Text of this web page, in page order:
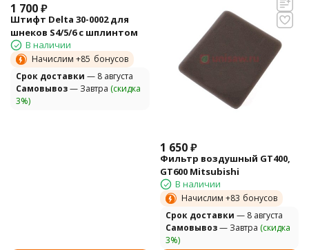
1 700₽
Штифт Delta 30-0002 для
шнеков S4/5/6 с шплинтом
В наличии
Начислим +85 бонусов
Cрок доставки — 8 августа
Самовывоз— Завтра (скидка
3%)
1 650 ₽
Фильтр воздушный GT400,
GT600 Mitsubishi
В наличии
Начислим +83 бонусов
Cрок доставки — 8 августа
Самовывоз— Завтра (скидка
3%)